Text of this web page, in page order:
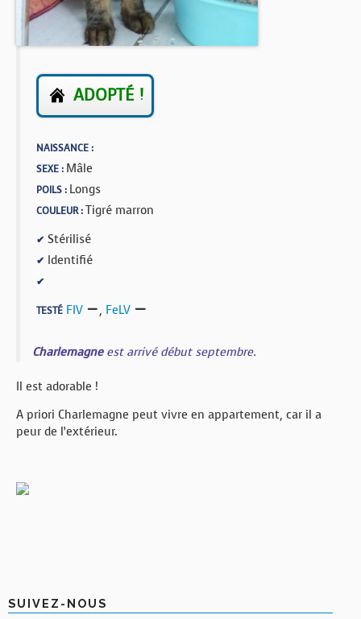
ADOPTÉ !
NAISSANCE :
SEXE : Mâle
POILS : Longs
COULEUR :Tigré marron
✔ Stérilisé
✔ Identifié
✔
TESTÉ FIV , FeLV
Charlemagneest arrivé début septembre.
Il est adorable !
A priori Charlemagne peut vivre en appartement, car il a
peur de l’extérieur.
SUIVEZ-NOUS